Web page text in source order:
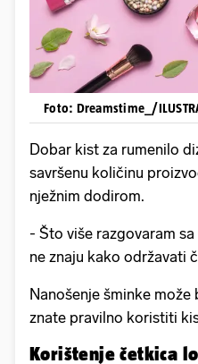
Foto: Dreamstime_/
Dobar kist za rumenilo
savršenu količinu
nježnim dodirom.
- Što više razgovaram
ne znaju kako održavati
Nanošenje šminke
znate pravilno koristiti
Korištenje četkica